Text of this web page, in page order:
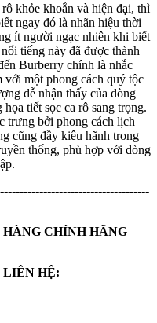
khỏe khoắn và hiện đại, thì
ngay đó là nhãn hiệu thời
ít người ngạc nhiên khi biết
tiếng này đã được thành
Burberry chính là nhắc
với một phong cách quý tộc
dễ nhận thấy của dòng
tiết sọc ca rô sang trọng.
trưng bởi phong cách lịch
cũng đầy kiêu hãnh trong
thống, phù hợp với dòng
thu nhập.
CHÍNH HÃNG
HỆ: